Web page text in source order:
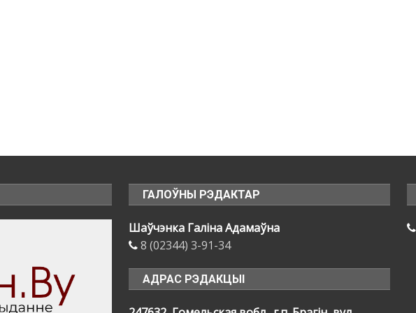
ГАЛОЎНЫ РЭДАКТАР
Шаўчэнка Галіна Адамаўна
8 (02344) 3-91-34
АДРАС РЭДАКЦЫІ